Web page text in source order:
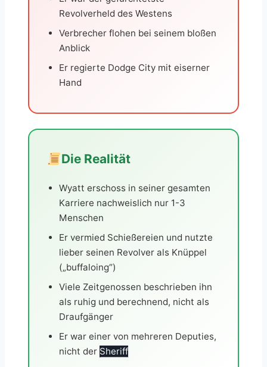
Revolverheld des Westens
Verbrecher flohen bei seinem bloßen
Anblick
Er regierte Dodge City mit eiserner
Hand
Die Realität
Wyatt erschoss in seiner gesamten
Karriere nachweislich nur 1-3
Menschen
Er vermied Schießereien und nutzte
lieber seinen Revolver als Knüppel
(„buffaloing“)
Viele Zeitgenossen beschrieben ihn
als ruhig und berechnend, nicht als
Draufgänger
Er war einer von mehreren Deputies,
nicht der Sheriff